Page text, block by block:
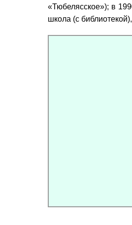
«Тюбелясское»); в
школа (с